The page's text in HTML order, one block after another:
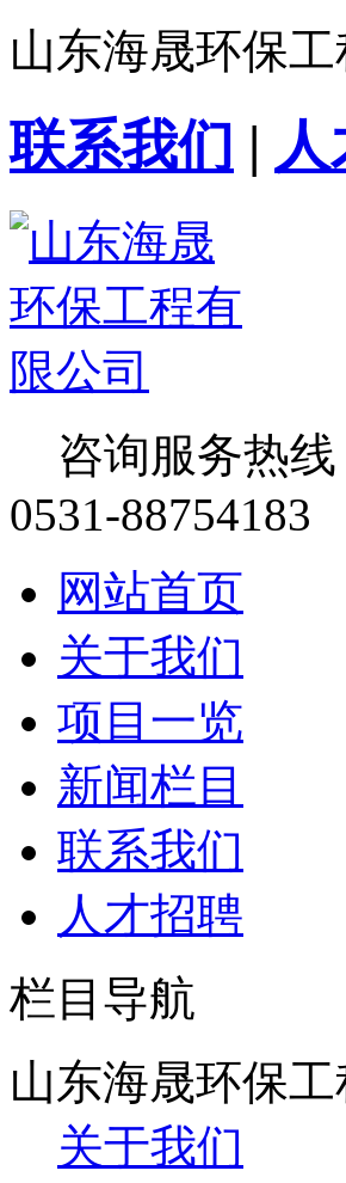
山东海晟环保
联系我们 |
咨询服务热线
0531-88754183
网站首页
关于我们
项目一览
新闻栏目
联系我们
人才招聘
栏目导航
山东海晟环保
关于我们